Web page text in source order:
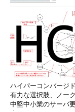
ハイパーコンバージ
有力な選択肢、ノー
中堅中小業のサーバ